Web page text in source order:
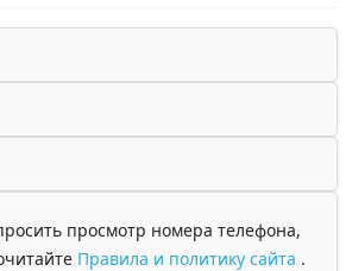
просмотр номера телефона,
Правила и политику сайта .